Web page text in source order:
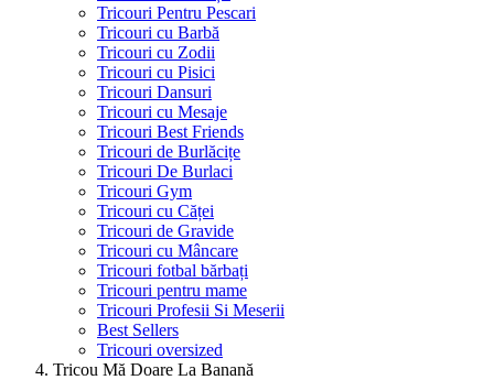
Tricouri Pentru Pescari
Tricouri cu Barbă
Tricouri cu Zodii
Tricouri cu Pisici
Tricouri Dansuri
Tricouri cu Mesaje
Tricouri Best Friends
Tricouri de Burlăcițe
Tricouri De Burlaci
Tricouri Gym
Tricouri cu Căței
Tricouri de Gravide
Tricouri cu Mâncare
Tricouri fotbal bărbați
Tricouri pentru mame
Tricouri Profesii Si Meserii
Best Sellers
Tricouri oversized
Tricou Mă Doare La Banană